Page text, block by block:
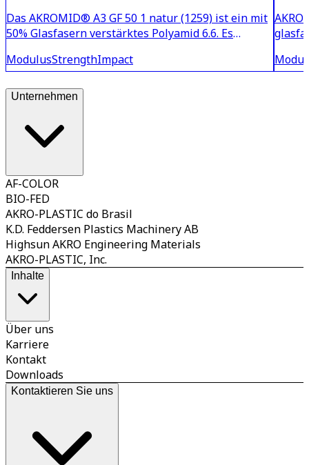
Das AKROMID® A3 GF 50 1 natur (1259) ist ein mit
50% Glasfasern verstärktes Polyamid 6.6. Es
Festigkeit aus. Darüber hinaus ist das Material
technische Bauteile im
ModulusStrengthImpact
und
Unternehmen
AF-COLOR
BIO-FED
AKRO-PLASTIC do Brasil
K.D. Feddersen Plastics Machinery AB
Highsun AKRO Engineering Materials
AKRO-PLASTIC, Inc.
Inhalte
Über uns
Karriere
Kontakt
Downloads
Kontaktieren Sie uns